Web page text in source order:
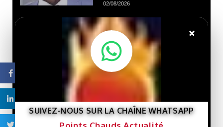
02/08/2026
LIBRE
Nouveau livre :
« Gaza et le destin de la
Palestine »… Une lecture
de l’histoire de la cause
palestinienne depuis la
porte de Gaza.
LIBRE
Que veut le
×
SUIVEZ-NOUS SUR LA CHAÎNE WHATSAPP